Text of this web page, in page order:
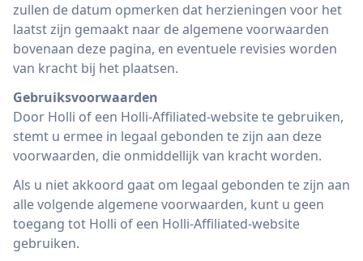
zullen de datum opmerken dat herzieningen voor het
laatst zijn gemaakt naar de algemene voorwaarden
bovenaan deze pagina, en eventuele revisies worden
van kracht bij het plaatsen.
Gebruiksvoorwaarden
Door Holli of een Holli-Affiliated-website te gebruiken,
stemt u ermee in legaal gebonden te zijn aan deze
voorwaarden, die onmiddellijk van kracht worden.
Als u niet akkoord gaat om legaal gebonden te zijn aan
alle volgende algemene voorwaarden, kunt u geen
toegang tot Holli of een Holli-Affiliated-website
gebruiken.